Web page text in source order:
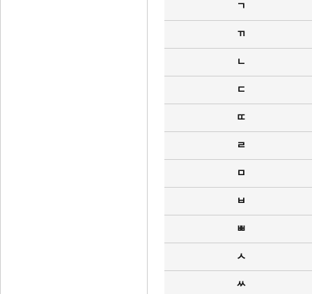
ㄱ
ㄲ
ㄴ
ㄷ
ㄸ
ㄹ
ㅁ
ㅂ
ㅃ
ㅅ
ㅆ